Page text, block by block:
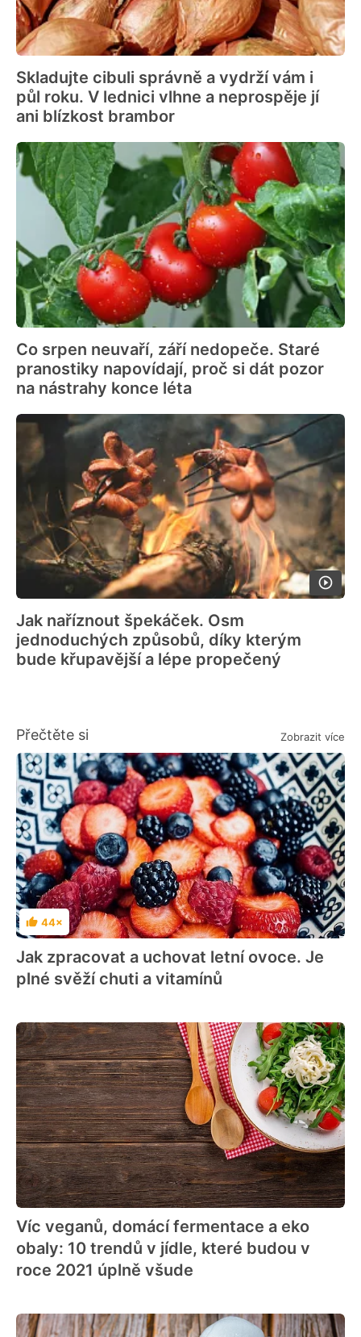
Skladujte cibuli správně a vydrží vám i
půl roku. V lednici vlhne a neprospěje jí
ani blízkost brambor
Co srpen neuvaří, září nedopeče. Staré
pranostiky napovídají, proč si dát pozor
na nástrahy konce léta
Jak naříznout špekáček. Osm
jednoduchých způsobů, díky kterým
bude křupavější a lépe propečený
Přečtěte si Zobrazit více
Hodnocení
44×
Jak zpracovat a uchovat letní ovoce. Je
plné svěží chuti a vitamínů
Víc veganů, domácí fermentace a eko
obaly: 10 trendů v jídle, které budou v
roce 2021 úplně všude